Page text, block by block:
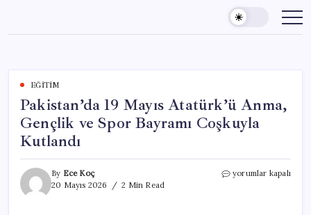
content
EĞITIM
Pakistan’da 19 Mayıs Atatürk’ü Anma,
Gençlik ve Spor Bayramı Coşkuyla
Kutlandı
By Ece Koç
20 Mayıs 2026
2 Min Read
Pakistan’da
yorumlar kapalı